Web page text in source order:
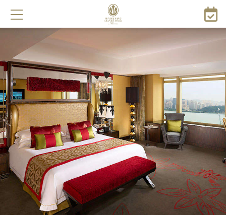
テ
ン
ツ
に
移
動